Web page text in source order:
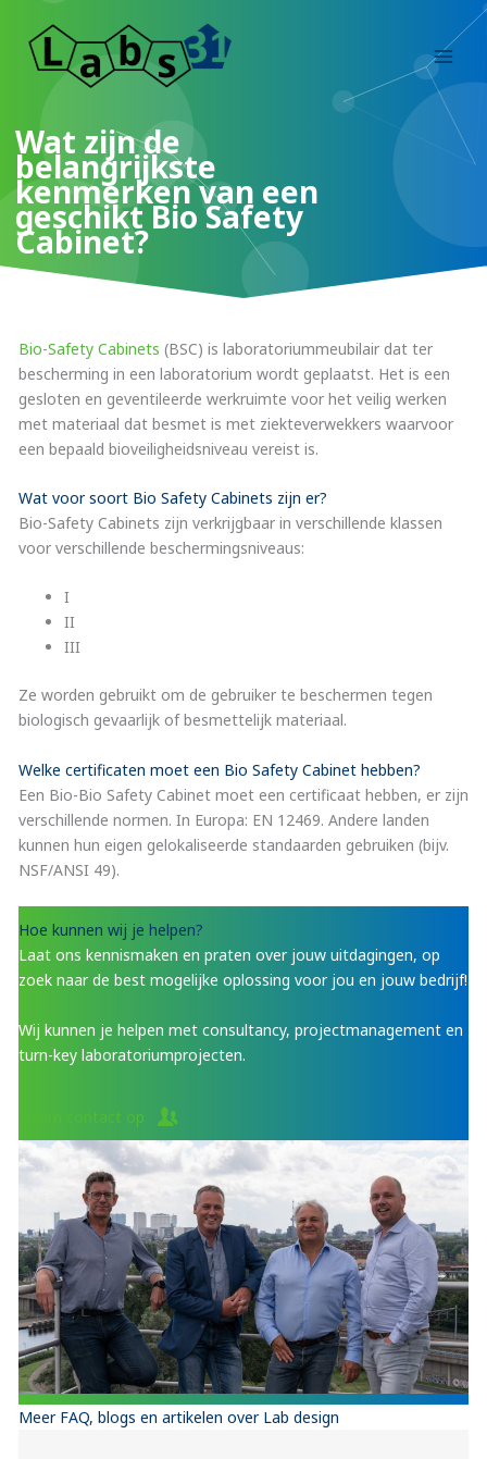
naar
Wat zijn de
belangrijkste
kenmerken van een
geschikt Bio Safety
Cabinet?
Bio-Safety Cabinets (BSC) is laboratoriummeubilair dat ter
bescherming in een laboratorium wordt geplaatst. Het is een
gesloten en geventileerde werkruimte voor het veilig werken
met materiaal dat besmet is met ziekteverwekkers waarvoor
een bepaald bioveiligheidsniveau vereist is.
Wat voor soort Bio Safety Cabinets zijn er?
Bio-Safety Cabinets zijn verkrijgbaar in verschillende klassen
voor verschillende beschermingsniveaus:
I
II
III
Ze worden gebruikt om de gebruiker te beschermen tegen
biologisch gevaarlijk of besmettelijk materiaal.
Welke certificaten moet een Bio Safety Cabinet hebben?
Een Bio-Bio Safety Cabinet moet een certificaat hebben, er zijn
verschillende normen. In Europa: EN 12469. Andere landen
kunnen hun eigen gelokaliseerde standaarden gebruiken (bijv.
NSF/ANSI 49).
Hoe kunnen wij je helpen?
Laat ons kennismaken en praten over jouw uitdagingen, op
zoek naar de best mogelijke oplossing voor jou en jouw bedrijf!
Wij kunnen je helpen met consultancy, projectmanagement en
turn-key laboratoriumprojecten.
Neem contact op
Meer FAQ, blogs en artikelen over Lab design